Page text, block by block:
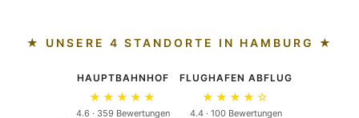
★ UNSERE 4 STANDORTE IN HAMBURG ★
HAUPTBAHNHOF
★★★★★
4.6 · 359 Bewertungen
FLUGHAFEN ABFLUG
★★★★☆
4.4 · 100 Bewertungen